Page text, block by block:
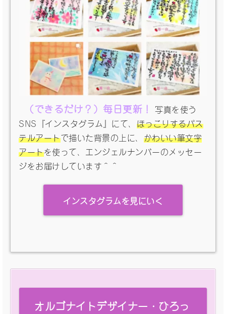
（できるだけ？）毎日更新！
写真を使う
SNS『インスタグラム』にて、 ほっこりするパス
テルアートで描いた背景の上に、 かわいい筆文字
アートを使って、エンジェルナンバーのメッセー
ジをお届けしています＾＾
インスタグラムを見にいく
オルゴナイトデザイナー・ひろっ